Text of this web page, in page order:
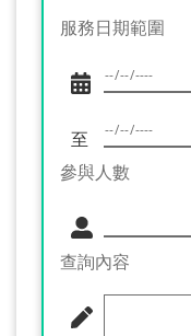
服務日期範圍
至
參與人數
查詢內容